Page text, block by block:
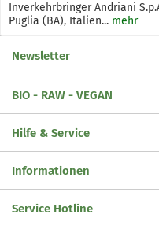
Inverkehrbringer Andriani
Puglia (BA), Italien... mehr
Newsletter
BIO - RAW - VEGAN
Hilfe & Service
Informationen
Service Hotline